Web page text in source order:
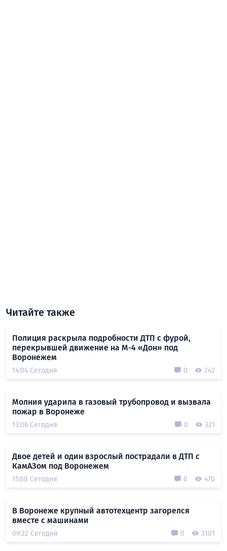
Читайте также
Полиция раскрыла подробности ДТП с фурой,
перекрывшей движение на М-4 «Дон» под
Воронежем
14:04 Сегодня 0 242
Молния ударила в газовый трубопровод и вызвала
пожар в Воронеже
13:06 Сегодня 0 321
Двое детей и один взрослый пострадали в ДТП с
КамАЗом под Воронежем
11:08 Сегодня 0 470
В Воронеже крупный автотехцентр загорелся
вместе с машинами
09:22 Сегодня 0 3101